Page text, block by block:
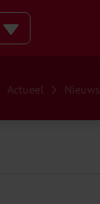
Actueel Nieuws